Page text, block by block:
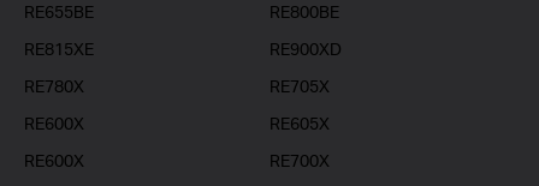
RE655BE
RE800BE
RE815XE
RE900XD
RE780X
RE705X
RE600X
RE605X
RE600X
RE700X